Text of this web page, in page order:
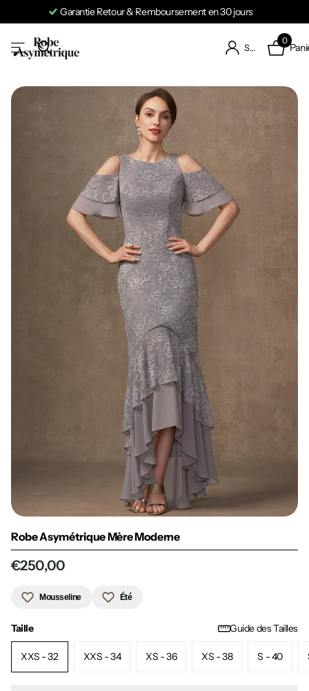
Garantie Retour & Remboursement en 30 jours
S'identifier
0
Robe Asymétrique Mère Moderne
€250,00
Mousseline Été
Taille Guide des Tailles
XXS - 32 XXS - 34 XS - 36 XS - 38 S - 40